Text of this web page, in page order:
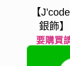
【
銀飾
要購買